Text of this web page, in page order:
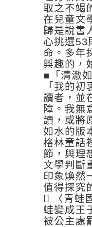
取之不竭
在兒童文
歸是說書
心挑選53
命。多年
興趣的，
■「清澈
「我的
讀者，並
障。我無
讀，或將
如水的版
格林童話
節，與理
文學判斷
印象煥然
值得探究

〈青
蛙變成王
被公主處